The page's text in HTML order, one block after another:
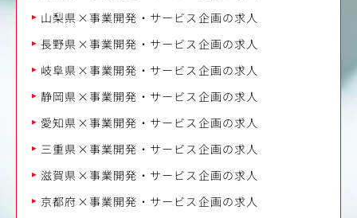
山梨県×事業開発・サービス企画の求人
長野県×事業開発・サービス企画の求人
岐阜県×事業開発・サービス企画の求人
静岡県×事業開発・サービス企画の求人
愛知県×事業開発・サービス企画の求人
三重県×事業開発・サービス企画の求人
滋賀県×事業開発・サービス企画の求人
京都府×事業開発・サービス企画の求人